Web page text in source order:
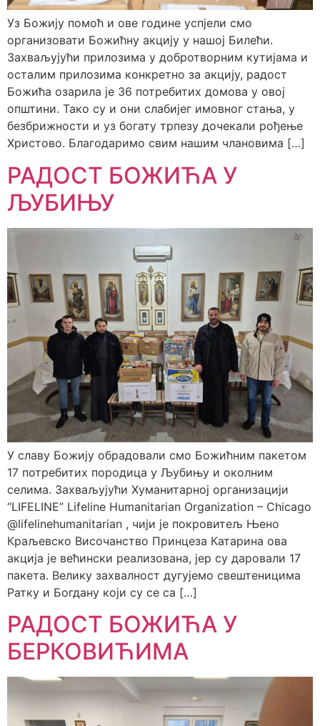
Уз Божију помоћ и ове године успјели смо
организовати Божићну акцију у нашој Билећи.
Захваљујући прилозима у добротворним кутијама и
осталим прилозима конкретно за акцију, радост
Божића озарила је 36 потребитих домова у овој
општини. Тако су и они слабијег имовног стања, у
безбрижности и уз богату трпезу дочекали рођење
Христово. Благодаримо свим нашим члановима […]
РАДОСТ БОЖИЋА У
ЉУБИЊУ
У славу Божију обрадовали смо Божићним пакетом
17 потребитих породица у Љубињу и околним
селима. Захваљујући Хуманитарној организацији
“LIFELINE” Lifeline Humanitarian Organization – Chicago
@lifelinehumanitarian , чији је покровитељ Њено
Краљевско Височанство Принцеза Катарина ова
акција је већински реализована, јер су даровали 17
пакета. Велику захвалност дугујемо свештеницима
Ратку и Богдану који су се са […]
РАДОСТ БОЖИЋА У
БЕРКОВИЋИМА